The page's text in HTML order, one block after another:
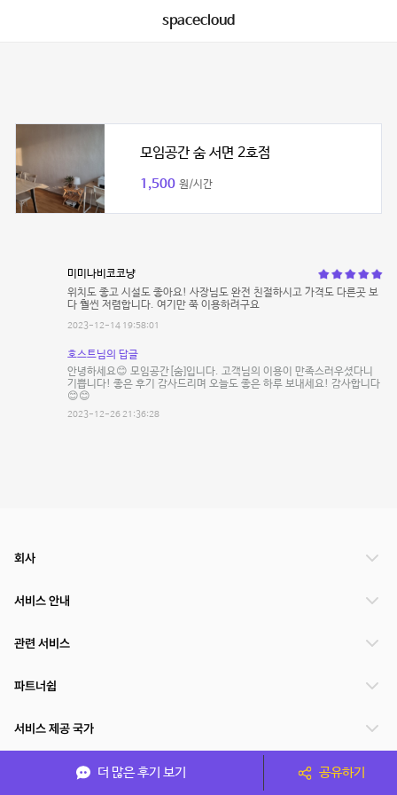
spacecloud
모임공간 숨 서면 2호점
1,500 원/시간
미미나비코코냥
위치도 좋고 시설도 좋아요! 사장님도 완전 친절하시고 가격도 다른곳 보
다 훨씬 저렴합니다. 여기만 쭉 이용하려구요
2023-12-14 19:58:01
호스트님의 답글
안녕하세요😊 모임공간[숨]입니다. 고객님의 이용이 만족스러우셨다니
기쁩니다! 좋은 후기 감사드리며 오늘도 좋은 하루 보내세요! 감사합니다
😊😊
2023-12-26 21:36:28
더 많은 후기 보기 공유하기
회사
서비스 안내
관련 서비스
파트너쉽
서비스 제공 국가